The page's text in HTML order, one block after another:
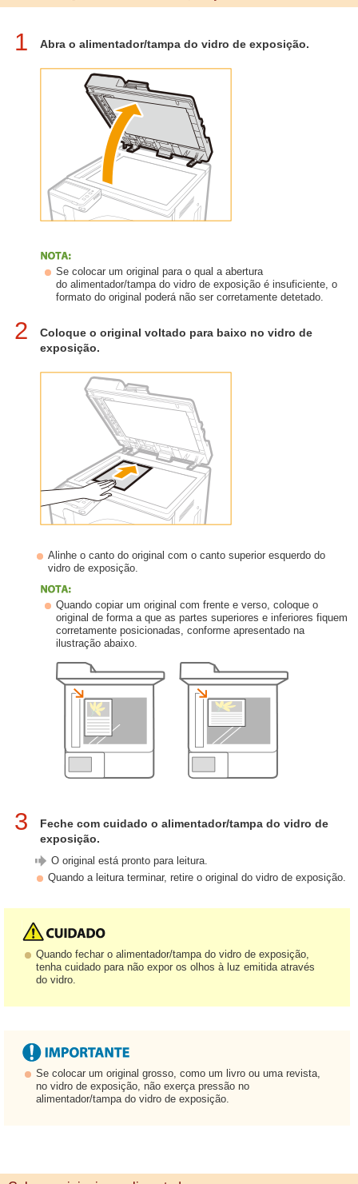
1 Abra o alimentador/tampa do vidro de exposição.
Se colocar um original para o qual a abertura
do alimentador/tampa do vidro de exposição é insuficiente, o
formato do original poderá não ser corretamente detetado.
2
Coloque o original voltado para baixo no vidro de
exposição.
Alinhe o canto do original com o canto superior esquerdo do
vidro de exposição.
Quando copiar um original com frente e verso, coloque o
original de forma a que as partes superiores e inferiores fiquem
corretamente posicionadas, conforme apresentado na
ilustração abaixo.
3
Feche com cuidado o alimentador/tampa do vidro de
exposição.
O original está pronto para leitura.
Quando a leitura terminar, retire o original do vidro de exposição.
Quando fechar o alimentador/tampa do vidro de exposição,
tenha cuidado para não expor os olhos à luz emitida através
do vidro.
Se colocar um original grosso, como um livro ou uma revista,
no vidro de exposição, não exerça pressão no
alimentador/tampa do vidro de exposição.